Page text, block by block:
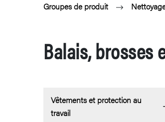
Groupes de produit
Balais, brosses
Vêtements et protection au
travail